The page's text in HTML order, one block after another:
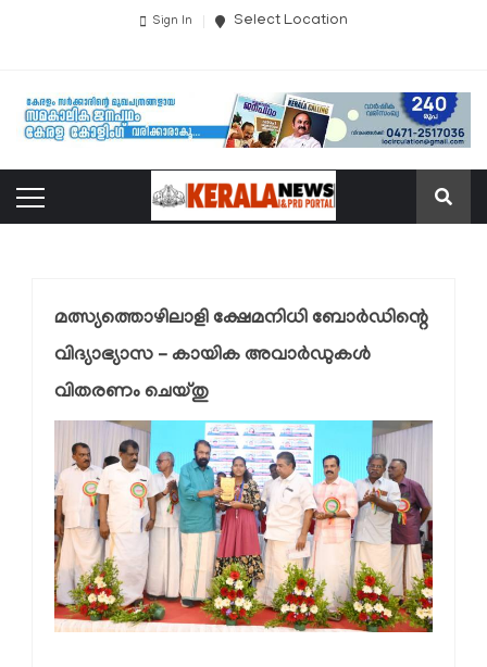
Sign In Select Location
മത്സ്യത്തൊഴിലാളി ക്ഷേമനിധി ബോർഡിന്റെ
വിദ്യാഭ്യാസ – കായിക അവാർഡുകൾ
വിതരണം ചെയ്തു